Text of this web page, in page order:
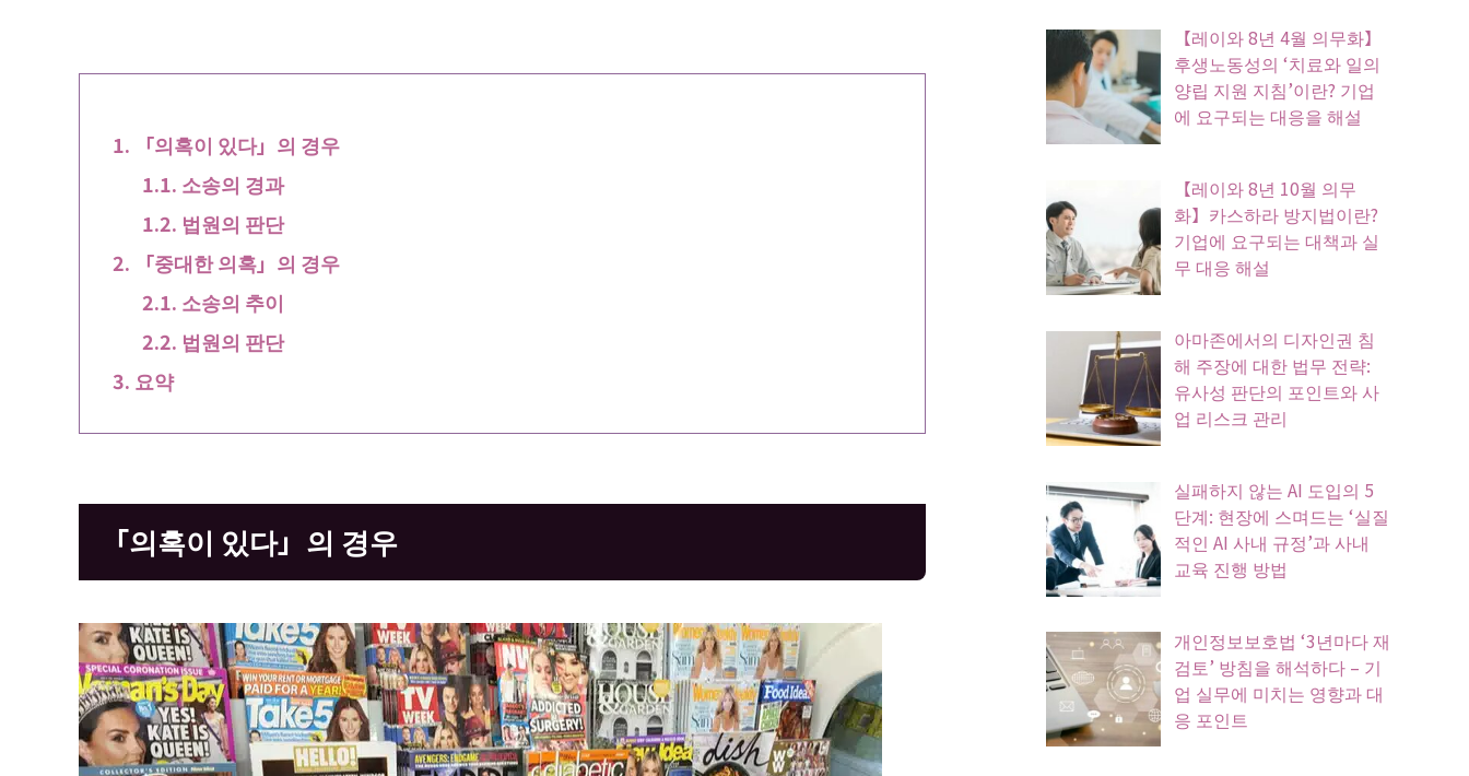
「의혹이 있다」의 경우
소송의 경과
법원의 판단
「중대한 의혹」의 경우
소송의 추이
법원의 판단
요약
「의혹이 있다」의 경우
【레이와 8년 4월 의무화】
후생노동성의 ‘치료와 일의
양립 지원 지침’이란? 기업
에 요구되는 대응을 해설
【레이와 8년 10월 의무
화】카스하라 방지법이란?
기업에 요구되는 대책과 실
무 대응 해설
아마존에서의 디자인권 침
해 주장에 대한 법무 전략:
유사성 판단의 포인트와 사
업 리스크 관리
실패하지 않는 AI 도입의 5
단계: 현장에 스며드는 ‘실질
적인 AI 사내 규정’과 사내
교육 진행 방법
개인정보보호법 ‘3년마다 재
검토’ 방침을 해석하다 – 기
업 실무에 미치는 영향과 대
응 포인트